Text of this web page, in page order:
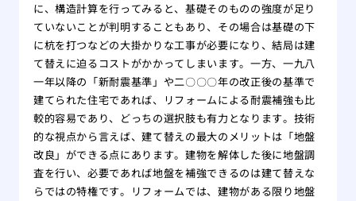
に、構造計算を行ってみると、基礎そのものの強度が足り
ていないことが判明することもあり、その場合は基礎の下
に杭を打つなどの大掛かりな工事が必要になり、結局は建
て替えに迫るコストがかかってしまいます。一方、一九八
一年以降の「新耐震基準」や二〇〇〇年の改正後の基準で
建てられた住宅であれば、リフォームによる耐震補強も比
較的容易であり、どっちの選択肢も有力となります。技術
的な視点から言えば、建て替えの最大のメリットは「地盤
改良」ができる点にあります。建物を解体した後に地盤調
査を行い、必要であれば地盤を補強できるのは建て替えな
らではの特権です。リフォームでは、建物がある限り地盤